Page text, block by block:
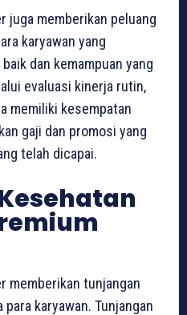
juga memberikan peluang
karyawan yang
dan kemampuan yang
evaluasi kinerja rutin,
memiliki kesempatan
gaji dan promosi yang
telah dicapai.
memberikan tunjangan
karyawan. Tunjangan